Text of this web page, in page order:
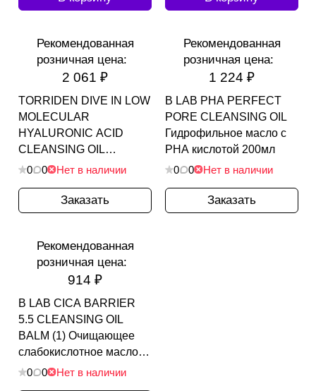
Рекомендованная
розничная цена:
2 061 ₽
TORRIDEN DIVE IN LOW
MOLECULAR
HYALURONIC ACID
CLEANSING OIL
Увлажняющее
0 0 Нет в наличии
Заказать
Рекомендованная
розничная цена:
1 224 ₽
B LAB PHA PERFECT
PORE CLEANSING OIL
Гидрофильное масло с
PHA кислотой 200мл
0
0 Нет в наличии
Заказать
Рекомендованная
розничная цена:
914 ₽
B LAB CICA BARRIER
5.5 CLEANSING OIL
BALM (1) Очищающее
слабокислотное масло-
бальзам 100мл
0 0 Нет в наличии